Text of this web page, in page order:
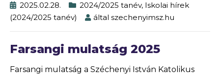
2025.02.28. 2024/2025 tanév, Iskolai hírek
(2024/2025 tanév)
által szechenyimsz.hu
Farsangi mulatság 2025
Farsangi mulatság a Széchenyi István Katolikus